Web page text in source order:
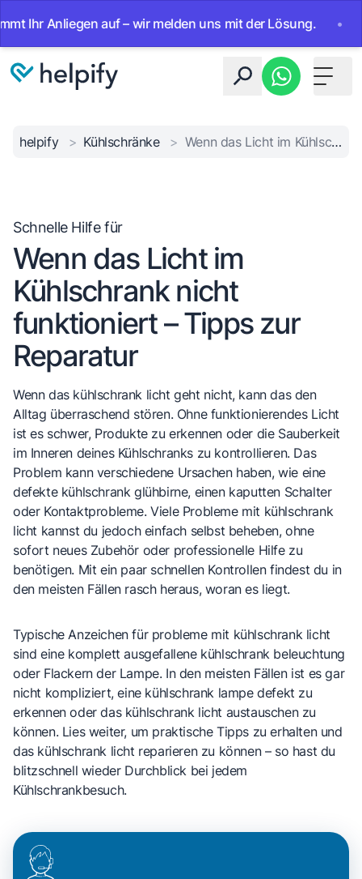
auf – wir melden uns mit der Lösung. • Ab
Toggle
helpify > Kühlschränke > Wenn das Licht im Kühlschrank nicht funktioniert – Tipps zur Reparatur
Schnelle Hilfe für
Wenn das Licht im
Kühlschrank nicht
funktioniert – Tipps zur
Reparatur
Wenn das kühlschrank licht geht nicht, kann das den
Alltag überraschend stören. Ohne funktionierendes Licht
ist es schwer, Produkte zu erkennen oder die Sauberkeit
im Inneren deines Kühlschranks zu kontrollieren. Das
Problem kann verschiedene Ursachen haben, wie eine
defekte kühlschrank glühbirne, einen kaputten Schalter
oder Kontaktprobleme. Viele Probleme mit kühlschrank
licht kannst du jedoch einfach selbst beheben, ohne
sofort neues Zubehör oder professionelle Hilfe zu
benötigen. Mit ein paar schnellen Kontrollen findest du in
den meisten Fällen rasch heraus, woran es liegt.
Typische Anzeichen für probleme mit kühlschrank licht
sind eine komplett ausgefallene kühlschrank beleuchtung
oder Flackern der Lampe. In den meisten Fällen ist es gar
nicht kompliziert, eine kühlschrank lampe defekt zu
erkennen oder das kühlschrank licht austauschen zu
können. Lies weiter, um praktische Tipps zu erhalten und
das kühlschrank licht reparieren zu können – so hast du
blitzschnell wieder Durchblick bei jedem
Kühlschrankbesuch.